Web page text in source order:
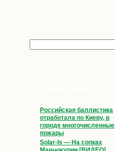
Российская баллистика
отработала по Киеву, в
городе многочисленные
пожары
Solar-Is — На сопках